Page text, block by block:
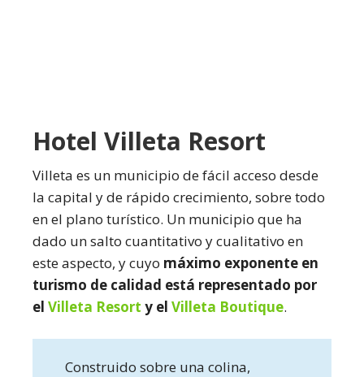
Hotel Villeta Resort
Villeta es un municipio de fácil acceso desde
la capital y de rápido crecimiento, sobre todo
en el plano turístico. Un municipio que ha
dado un salto cuantitativo y cualitativo en
este aspecto, y cuyo máximo exponente en
turismo de calidad está representado por
el Villeta Resort y el Villeta Boutique.
Construido sobre una colina,